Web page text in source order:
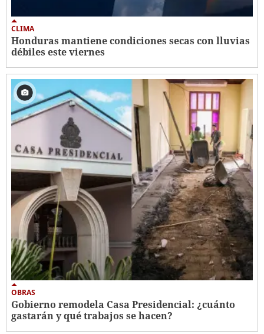
CLIMA
Honduras mantiene condiciones secas con lluvias
débiles este viernes
OBRAS
Gobierno remodela Casa Presidencial: ¿cuánto
gastarán y qué trabajos se hacen?